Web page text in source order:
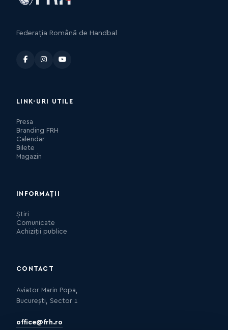
Federația Română de Handbal
LINK-URI UTILE
Presa
Branding FRH
Calendar
Bilete
Magazin
INFORMAȚII
Știri
Comunicate
Achiziții publice
CONTACT
Aviator Marin Popa,
București, Sector 1
office@frh.ro